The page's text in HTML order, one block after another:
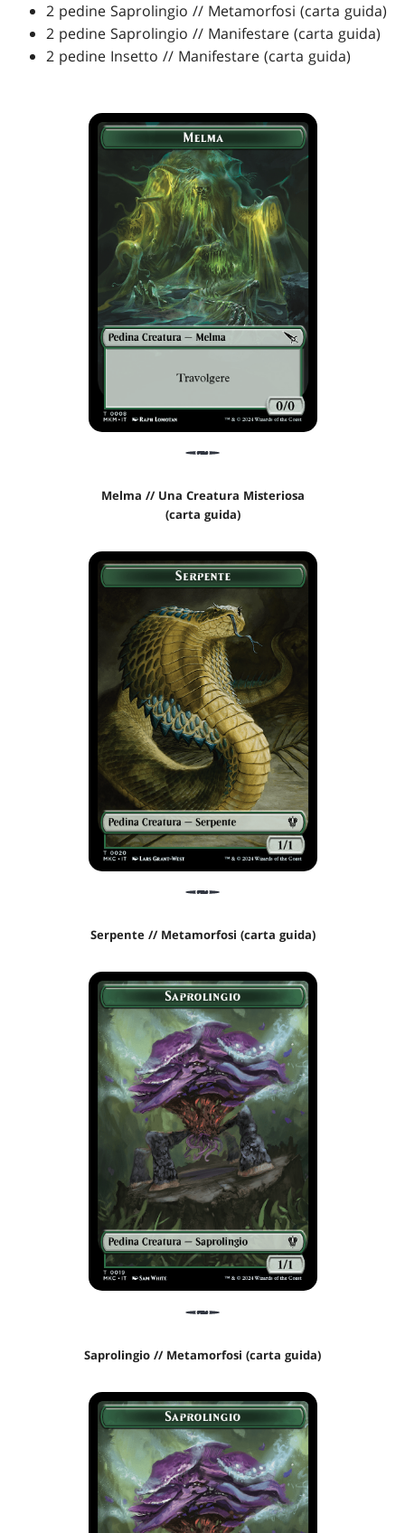
2 pedine Saprolingio // Metamorfosi (carta guida)
2 pedine Saprolingio // Manifestare (carta guida)
2 pedine Insetto // Manifestare (carta guida)
Melma // Una Creatura Misteriosa
(carta guida)
Serpente // Metamorfosi (carta guida)
Saprolingio // Metamorfosi (carta guida)